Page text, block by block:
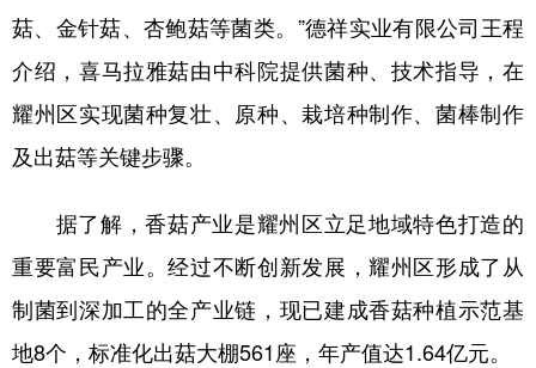
菇、金针菇、杏鲍菇等菌类。”德祥实业有限公司王程
介绍，喜马拉雅菇由中科院提供菌种、技术指导，在
耀州区实现菌种复壮、原种、栽培种制作、菌棒制作
及出菇等关键步骤。
据了解，香菇产业是耀州区立足地域特色打造的
重要富民产业。经过不断创新发展，耀州区形成了从
制菌到深加工的全产业链，现已建成香菇种植示范基
地8个，标准化出菇大棚561座，年产值达1.64亿元。